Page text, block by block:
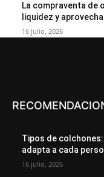
La compraventa de
liquidez y
16 julio, 2026
Tipos de
adapta a cada
16 julio, 2026